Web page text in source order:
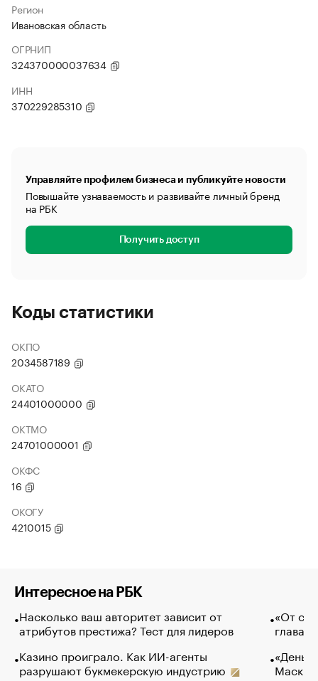
Регион
Ивановская область
ОГРНИП
324370000037634
ИНН
370229285310
Управляйте профилем бизнеса и публикуйте новости
Повышайте узнаваемость и развивайте личный бренд
на РБК
Получить доступ
Коды статистики
ОКПО
2034587189
ОКАТО
24401000000
ОКТМО
24701000001
ОКФС
16
ОКОГУ
4210015
Интересное на РБК
Насколько ваш авторитет зависит от
атрибутов престижа? Тест для лидеров
Казино проиграло. Как ИИ-агенты
разрушают букмекерскую индустрию
«От
глава
Маск в